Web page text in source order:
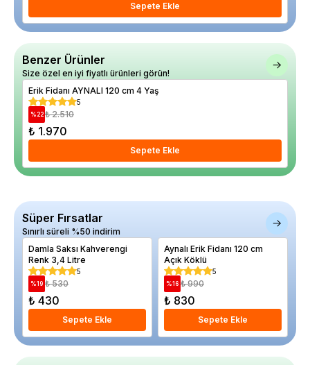
Sepete Ekle
Benzer Ürünler
Size özel en iyi fiyatlı ürünleri görün!
Erik Fidanı AYNALI 120 cm 4 Yaş
5
%22 ₺ 2.510
₺ 1.970
Sepete Ekle
Süper Fırsatlar
Sınırlı süreli %50 indirim
Damla Saksı Kahverengi
Renk 3,4 Litre
5
%19 ₺ 530
₺ 430
Sepete Ekle
Aynalı Erik Fidanı 120 cm
Açık Köklü
5
%16 ₺ 990
₺ 830
Sepete Ekle